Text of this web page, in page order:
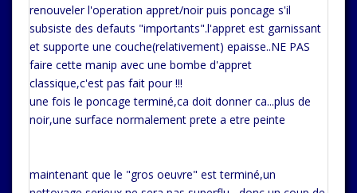
renouveler l'operation appret/noir puis poncage s'il
subsiste des defauts "importants".l'appret est garnissant
et supporte une couche(relativement) epaisse..NE PAS
faire cette manip avec une bombe d'appret
classique,c'est pas fait pour !!!
une fois le poncage terminé,ca doit donner ca...plus de
noir,une surface normalement prete a etre peinte
maintenant que le "gros oeuvre" est terminé,un